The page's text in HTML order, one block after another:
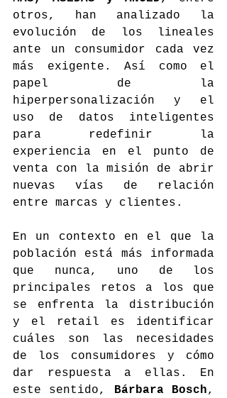
otros, han analizado la
evolución de los lineales
ante un consumidor cada vez
más exigente. Así como el
papel de la
hiperpersonalización y el
uso de datos inteligentes
para redefinir la
experiencia en el punto de
venta con la misión de abrir
nuevas vías de relación
entre marcas y clientes.
En un contexto en el que la
población está más informada
que nunca, uno de los
principales retos a los que
se enfrenta la distribución
y el retail es identificar
cuáles son las necesidades
de los consumidores y cómo
dar respuesta a ellas. En
este sentido, Bárbara Bosch,